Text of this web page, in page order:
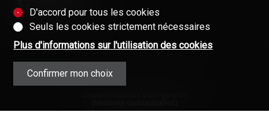
D'accord pour tous les cookies
Seuls les cookies strictement nécessaires
Plus d'informations sur l'utilisation des cookies
Confirmer mon choix